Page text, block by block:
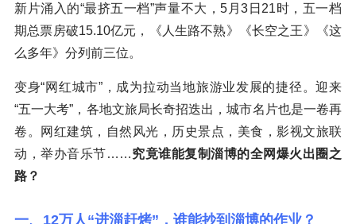
新片涌入的“最挤五一档”声量不大，5月3日21时，五一档
期总票房破15.10亿元，《人生路不熟》《长空之王》《这
么多年》分列前三位。
变身“网红城市”，成为拉动当地旅游业发展的捷径。迎来
“五一大考”，各地文旅局长奇招迭出，城市名片也是一卷再
卷。网红建筑，自然风光，历史景点，美食，影视文旅联
动，举办音乐节……究竟谁能复制淄博的全网爆火出圈之
路？
一、12万人“进淄赶烤”，谁能抄到淄博的作业？